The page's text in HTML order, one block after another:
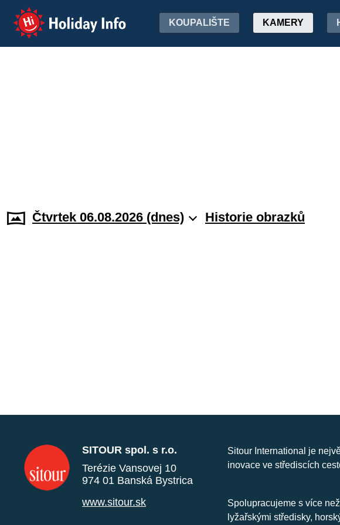
Holiday Info KOUPALIŠTE KAMERY
Čtvrtek 06.08.2026 (dnes) Historie obrazků
SITOUR spol. s r.o.
Terézie Vansovej 10
974 01 Banská Bystrica
www.sitour.sk
Sitour International je
inovace ve střediscích
Spolupracujeme s více
lyžařskými středisky,